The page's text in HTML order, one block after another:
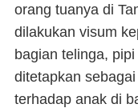
orang tuanya di
dilakukan visum
bagian telinga,
ditetapkan
terhadap anak di